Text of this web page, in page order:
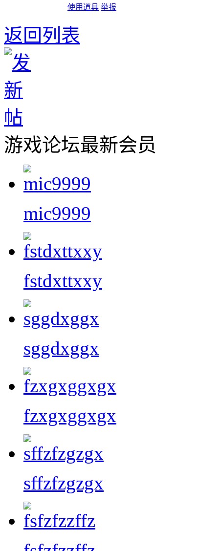
使用道具 举报
返回列表
游戏论坛最新会员
mic9999
fstdxttxxy
sggdxggx
fzxgxggxgx
sffzfzgzgx